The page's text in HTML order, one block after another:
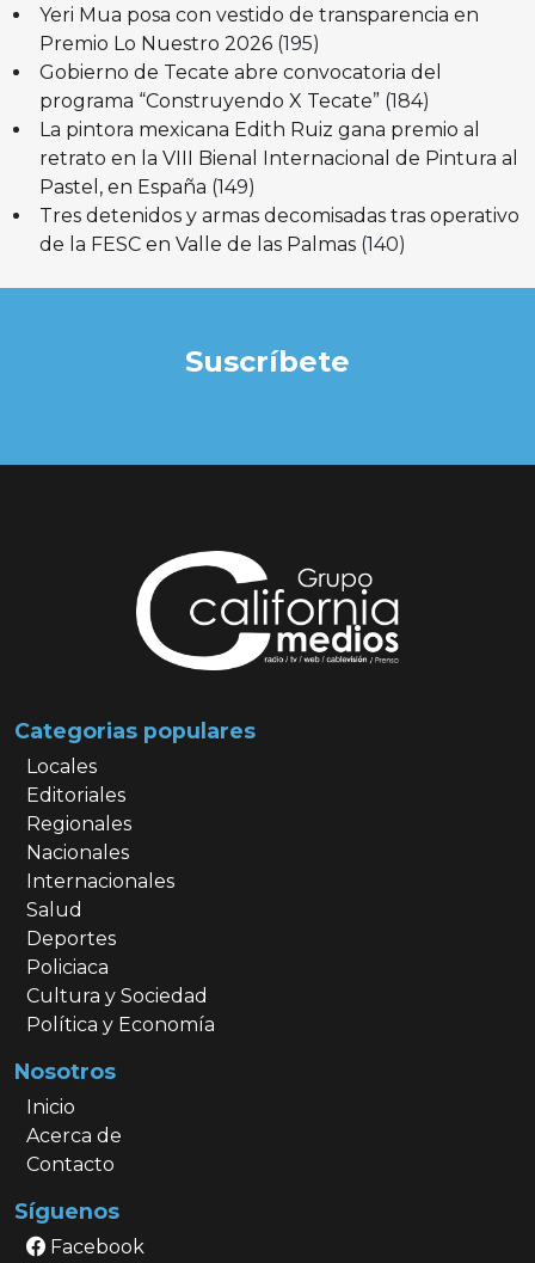
Yeri Mua posa con vestido de transparencia en
Premio Lo Nuestro 2026 (195)
Gobierno de Tecate abre convocatoria del
programa “Construyendo X Tecate” (184)
La pintora mexicana Edith Ruiz gana premio al
retrato en la VIII Bienal Internacional de Pintura al
Pastel, en España (149)
Tres detenidos y armas decomisadas tras operativo
de la FESC en Valle de las Palmas (140)
Suscríbete
Categorias populares
Locales
Editoriales
Regionales
Nacionales
Internacionales
Salud
Deportes
Policiaca
Cultura y Sociedad
Política y Economía
Nosotros
Inicio
Acerca de
Contacto
Síguenos
Facebook